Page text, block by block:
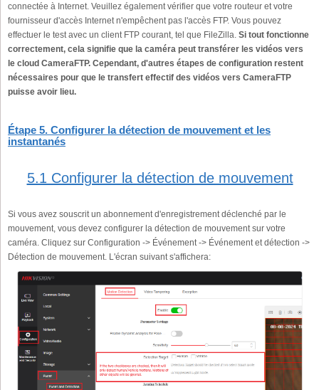
connectée à Internet. Veuillez également vérifier que votre routeur et votre
fournisseur d'accès Internet n'empêchent pas l'accès FTP. Vous pouvez
effectuer le test avec un client FTP courant, tel que FileZilla. Si tout fonctionne
correctement, cela signifie que la caméra peut transférer les vidéos vers
le cloud CameraFTP. Cependant, d'autres étapes de configuration restent
nécessaires pour que le transfert effectif des vidéos vers CameraFTP
puisse avoir lieu.
Étape 5. Configurer la détection de mouvement et les
instantanés
5.1 Configurer la détection de mouvement
Si vous avez souscrit un abonnement d'enregistrement déclenché par le
mouvement, vous devez configurer la détection de mouvement sur votre
caméra. Cliquez sur Configuration -> Événement -> Événement et détection ->
Détection de mouvement. L'écran suivant s'affichera: